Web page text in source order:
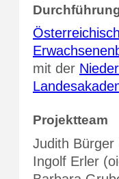
mit der
Projektteam
Judith Bürger
Ingolf Erler